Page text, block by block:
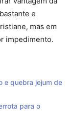
e
mas em
impedimento.
e quebra jejum de
para o